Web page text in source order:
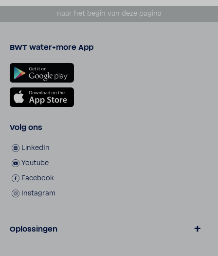
naar het begin van deze pagina
BWT water+more App
Volg ons
LinkedIn
Youtube
Facebook
Inst­agram
Oplossingen